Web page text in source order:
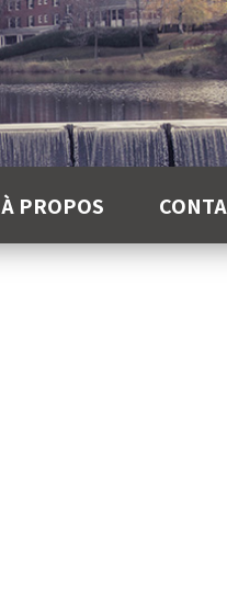
À PROPOS